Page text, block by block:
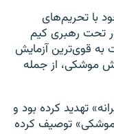
با تحریم‌های
تحت رهبری کیم
۲۰۱۱ تا سال ۲۰۱۸، دست به قوی‌ترین آزمایش
موشکی، از جمله
تهدید کرده بود و
موشکی» توصیف کرده